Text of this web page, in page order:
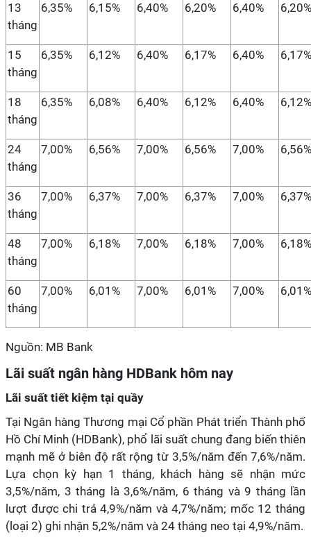
13
tháng
6,35% 6,15% 6,40% 6,20% 6,40% 6,20%
15
tháng
6,35% 6,12% 6,40% 6,17% 6,40% 6,17%
18
tháng
6,35% 6,08% 6,40% 6,12% 6,40% 6,12%
24
tháng
7,00% 6,56% 7,00% 6,56% 7,00% 6,56%
36
tháng
7,00% 6,37% 7,00% 6,37% 7,00% 6,37%
48
tháng
7,00% 6,18% 7,00% 6,18% 7,00% 6,18%
60
tháng
7,00% 6,01% 7,00% 6,01% 7,00% 6,01%
Nguồn: MB Bank
Lãi suất ngân hàng HDBank hôm nay
Lãi suất tiết kiệm tại quầy
Tại Ngân hàng Thương mại Cổ phần Phát triển Thành phố
Hồ Chí Minh (HDBank), phổ lãi suất chung đang biến thiên
mạnh mẽ ở biên độ rất rộng từ 3,5%/năm đến 7,6%/năm.
Lựa chọn kỳ hạn 1 tháng, khách hàng sẽ nhận mức
3,5%/năm, 3 tháng là 3,6%/năm, 6 tháng và 9 tháng lần
lượt được chi trả 4,9%/năm và 4,7%/năm; mốc 12 tháng
(loại 2) ghi nhận 5,2%/năm và 24 tháng neo tại 4,9%/năm.